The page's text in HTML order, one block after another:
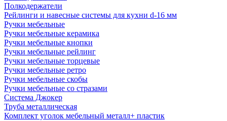
Полкодержатели
Рейлинги и навесные системы для кухни d-16 мм
Ручки мебельные
Ручки мебельные керамика
Ручки мебельные кнопки
Ручки мебельные рейлинг
Ручки мебельные торцевые
Ручки мебельные ретро
Ручки мебельные скобы
Ручки мебельные со стразами
Система Джокер
Труба металлическая
Комплект уголок мебельный металл+ пластик